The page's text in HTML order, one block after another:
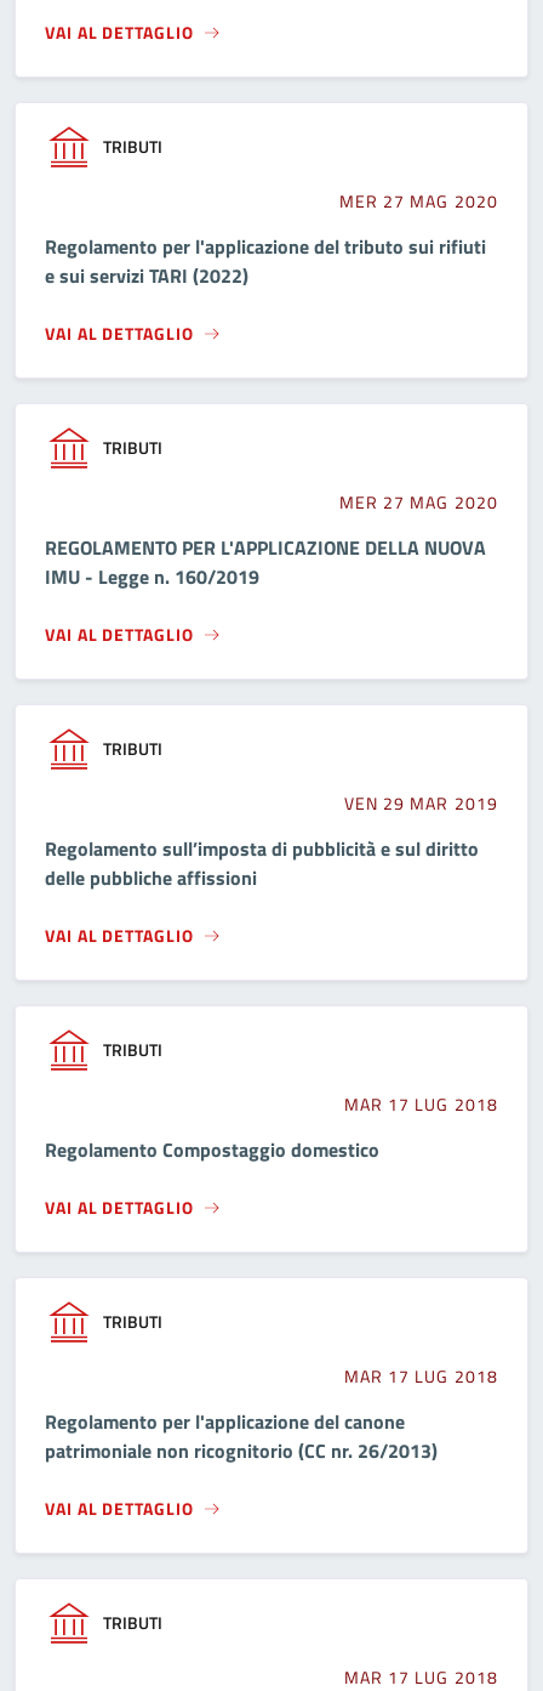
VAI AL DETTAGLIO
TRIBUTI
MER 27 MAG 2020
Regolamento per l'applicazione del tributo sui rifiuti
e sui servizi TARI (2022)
VAI AL DETTAGLIO
TRIBUTI
MER 27 MAG 2020
REGOLAMENTO PER L'APPLICAZIONE DELLA NUOVA
IMU - Legge n. 160/2019
VAI AL DETTAGLIO
TRIBUTI
VEN 29 MAR 2019
Regolamento sull’imposta di pubblicità e sul diritto
delle pubbliche affissioni
VAI AL DETTAGLIO
TRIBUTI
MAR 17 LUG 2018
Regolamento Compostaggio domestico
VAI AL DETTAGLIO
TRIBUTI
MAR 17 LUG 2018
Regolamento per l'applicazione del canone
patrimoniale non ricognitorio (CC nr. 26/2013)
VAI AL DETTAGLIO
TRIBUTI
MAR 17 LUG 2018